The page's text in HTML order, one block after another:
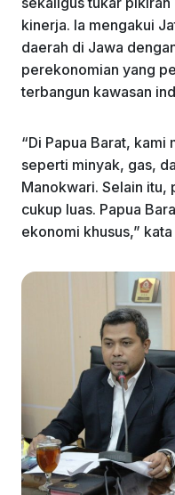
kinerja. Ia mengakui
daerah di Jawa
perekonomian yang
terbangun kawasan
“Di Papua Barat,
seperti minyak, gas,
Manokwari. Selain itu,
cukup luas. Papua
ekonomi khusus,”